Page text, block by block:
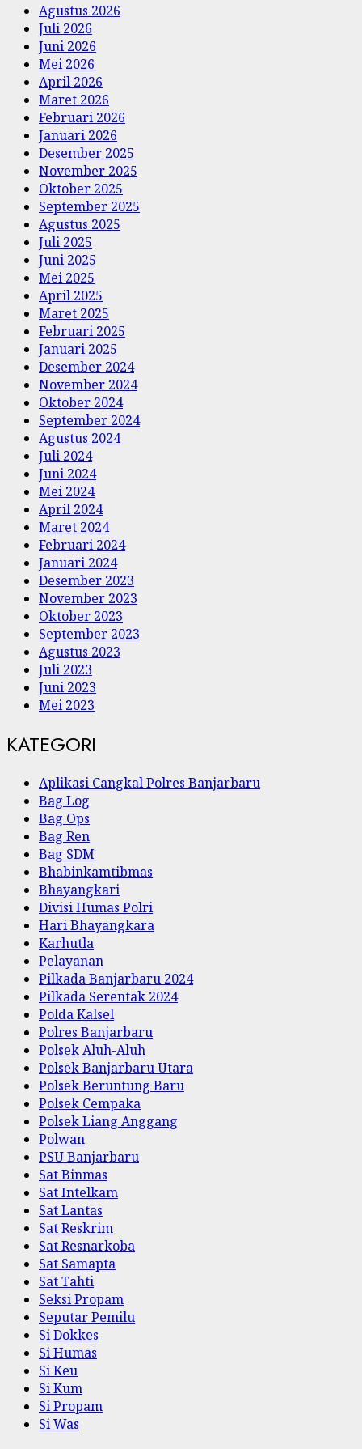
Agustus 2026
Juli 2026
Juni 2026
Mei 2026
April 2026
Maret 2026
Februari 2026
Januari 2026
Desember 2025
November 2025
Oktober 2025
September 2025
Agustus 2025
Juli 2025
Juni 2025
Mei 2025
April 2025
Maret 2025
Februari 2025
Januari 2025
Desember 2024
November 2024
Oktober 2024
September 2024
Agustus 2024
Juli 2024
Juni 2024
Mei 2024
April 2024
Maret 2024
Februari 2024
Januari 2024
Desember 2023
November 2023
Oktober 2023
September 2023
Agustus 2023
Juli 2023
Juni 2023
Mei 2023
KATEGORI
Aplikasi Cangkal Polres Banjarbaru
Bag Log
Bag Ops
Bag Ren
Bag SDM
Bhabinkamtibmas
Bhayangkari
Divisi Humas Polri
Hari Bhayangkara
Karhutla
Pelayanan
Pilkada Banjarbaru 2024
Pilkada Serentak 2024
Polda Kalsel
Polres Banjarbaru
Polsek Aluh-Aluh
Polsek Banjarbaru Utara
Polsek Beruntung Baru
Polsek Cempaka
Polsek Liang Anggang
Polwan
PSU Banjarbaru
Sat Binmas
Sat Intelkam
Sat Lantas
Sat Reskrim
Sat Resnarkoba
Sat Samapta
Sat Tahti
Seksi Propam
Seputar Pemilu
Si Dokkes
Si Humas
Si Keu
Si Kum
Si Propam
Si Was